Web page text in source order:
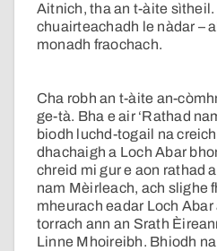
Aitnich, tha an t-àite sìtheil.
chuairteachadh le nàdar –
monadh fraochach.
Cha robh an t-àite an-
ge-tà. Bha e air ‘Rathad
biodh luchd-togail na
dhachaigh a Loch Abar
chreid mi gur e aon rathad
nam Mèirleach, ach slighe
mheurach eadar Loch
torrach ann an Srath
Linne Mhoireibh. Bhiodh